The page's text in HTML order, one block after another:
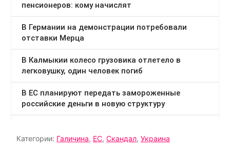
Категории: Галичина, ЕС, Скандал, Украина